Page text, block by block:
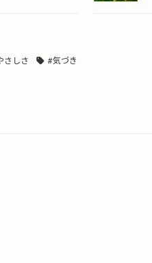
さしさ #気づき